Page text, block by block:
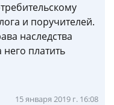
и поручителей.
наследства
платить
15 января 2019 г. 16:08